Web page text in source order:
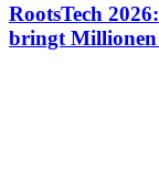
RootsTech
bringt Millionen